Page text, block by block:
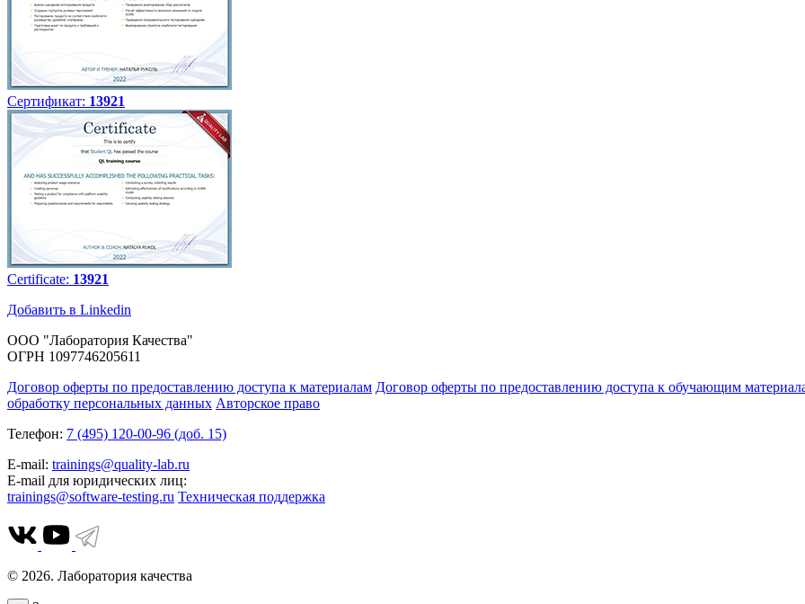
Сертификат: 13921
Certificate: 13921
Добавить в Linkedin
ООО "Лаборатория Качества"
ОГРН 1097746205611
Договор оферты по предоставлению доступа к материалам Договор оферты по предоставлению доступа к обучающим
обработку персональных данных Авторское право
Телефон: 7 (495) 120-00-96 (доб. 15)
E-mail: trainings@quality-lab.ru
E-mail для юридических лиц:
trainings@software-testing.ru Техническая поддержка
© 2026. Лаборатория качества